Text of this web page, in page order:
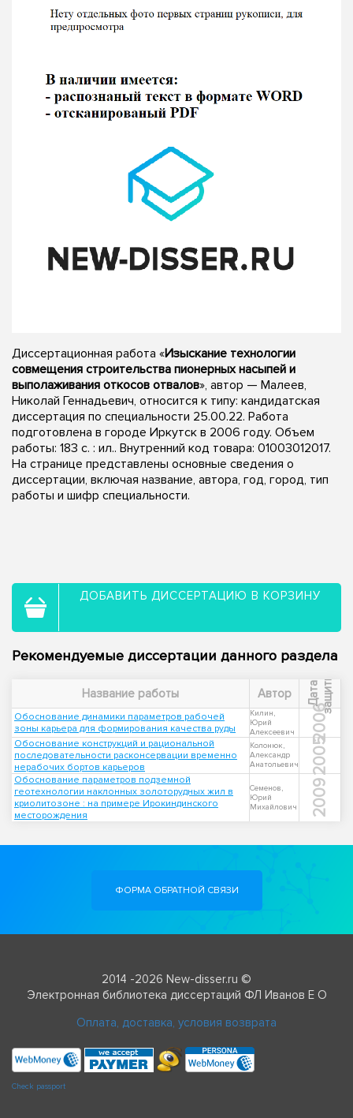
Диссертационная работа «Изыскание технологии
совмещения строительства пионерных насыпей и
выполаживания откосов отвалов», автор — Малеев,
Николай Геннадьевич, относится к типу: кандидатская
диссертация по специальности 25.00.22. Работа
подготовлена в городе Иркутск в 2006 году. Объем
работы: 183 с. : ил.. Внутренний код товара: 01003012017.
На странице представлены основные сведения о
диссертации, включая название, автора, год, город, тип
работы и шифр специальности.
ДОБАВИТЬ ДИССЕРТАЦИЮ В КОРЗИНУ
Рекомендуемые диссертации данного раздела
Название работы Автор Д
а
т
а
з
а
щ
и
ты
Обоснование динамики параметров рабочей
зоны карьера для формирования качества руды
Килин,
Юрий
Алексеевич
2006
Обоснование конструкций и рациональной
последовательности расконсервации временно
нерабочих бортов карьеров
Колонюк,
Александр
Анатольевич
2005
Обоснование параметров подземной
геотехнологии наклонных золоторудных жил в
криолитозоне : на примере Ирокиндинского
месторождения
Семенов,
Юрий
Михайлович
2009
ФОРМА ОБРАТНОЙ СВЯЗИ
2014 -2026 New-disser.ru ©
Электронная библиотека диссертаций ФЛ Иванов Е О
Оплата, доставка, условия возврата
Check passport